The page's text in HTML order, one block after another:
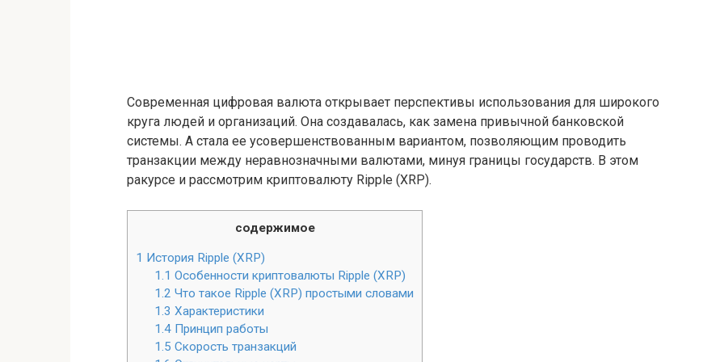
Современная цифровая валюта открывает перспективы использования для широкого
круга людей и организаций. Она создавалась, как замена привычной банковской
системы. А стала ее усовершенствованным вариантом, позволяющим проводить
транзакции между неравнозначными валютами, минуя границы государств. В этом
ракурсе и рассмотрим криптовалюту Ripple (XRP).
содержимое
1 История Ripple (XRP)
1.1 Особенности криптовалюты Ripple (XRP)
1.2 Что такое Ripple (XRP) простыми словами
1.3 Характеристики
1.4Принцип работы
1.5 Скорость транзакций